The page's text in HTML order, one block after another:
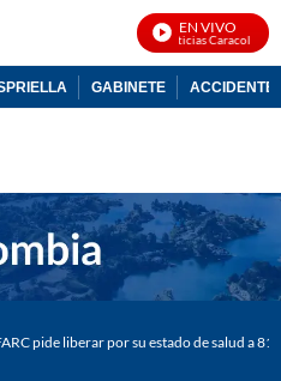
EN VIVO
Noticias Caracol En
GABINETE ACCIDENTE
pide liberar por su estado de salud a